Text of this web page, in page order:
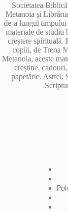
Societatea
Metanoia și
de-a lungul
materiale de studiu
creștere spirituală.
copiii, de Trena
Metanoia, aceste
creștine,
papetărie. Astfel,